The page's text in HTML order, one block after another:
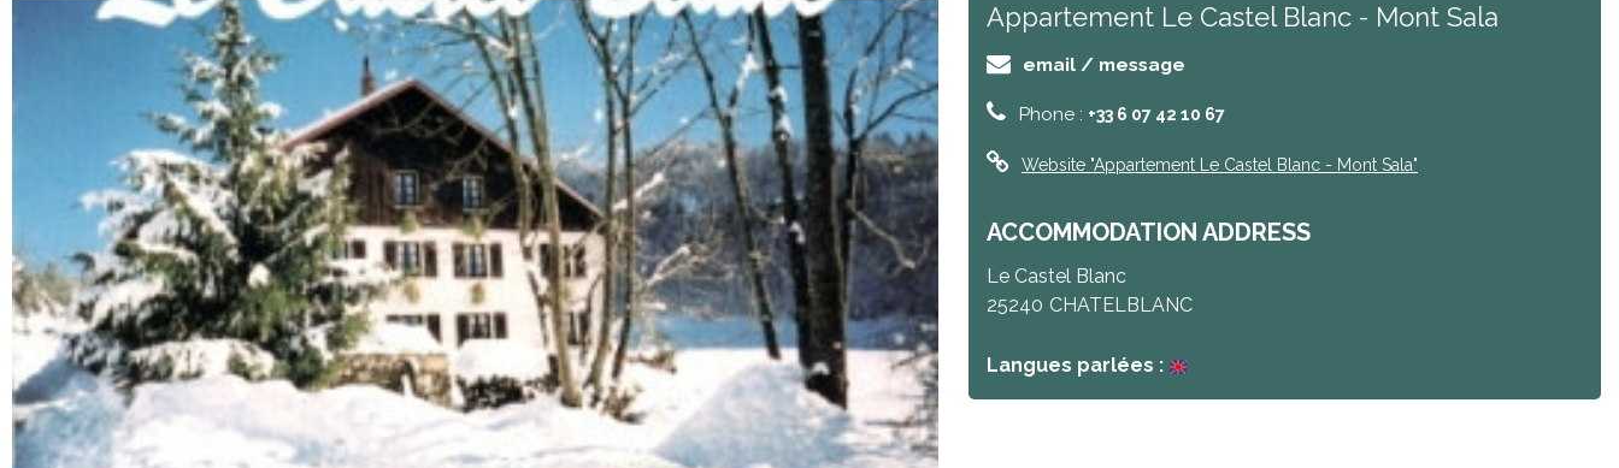
Appartement Le Castel Blanc - Mont Sala
email / message
Phone : +33 6 07 42 10 67
Website "Appartement Le Castel Blanc - Mont Sala"
ACCOMMODATION ADDRESS
Le Castel Blanc
25240 CHATELBLANC
Langues parlées :